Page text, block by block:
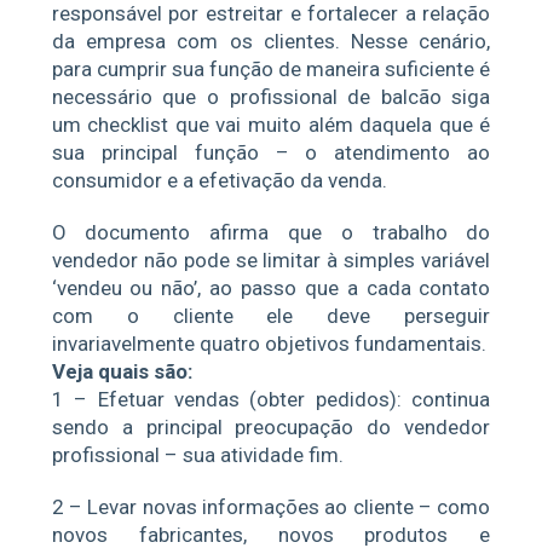
responsável por estreitar e fortalecer a relação
da empresa com os clientes. Nesse cenário,
para cumprir sua função de maneira suficiente é
necessário que o profissional de balcão siga
um checklist que vai muito além daquela que é
sua principal função – o atendimento ao
consumidor e a efetivação da venda.
O documento afirma que o trabalho do
vendedor não pode se limitar à simples variável
‘vendeu ou não’, ao passo que a cada contato
com o cliente ele deve perseguir
invariavelmente quatro objetivos fundamentais.
Veja quais são:
1 – Efetuar vendas (obter pedidos): continua
sendo a principal preocupação do vendedor
profissional – sua atividade fim.
2 – Levar novas informações ao cliente – como
novos fabricantes, novos produtos e